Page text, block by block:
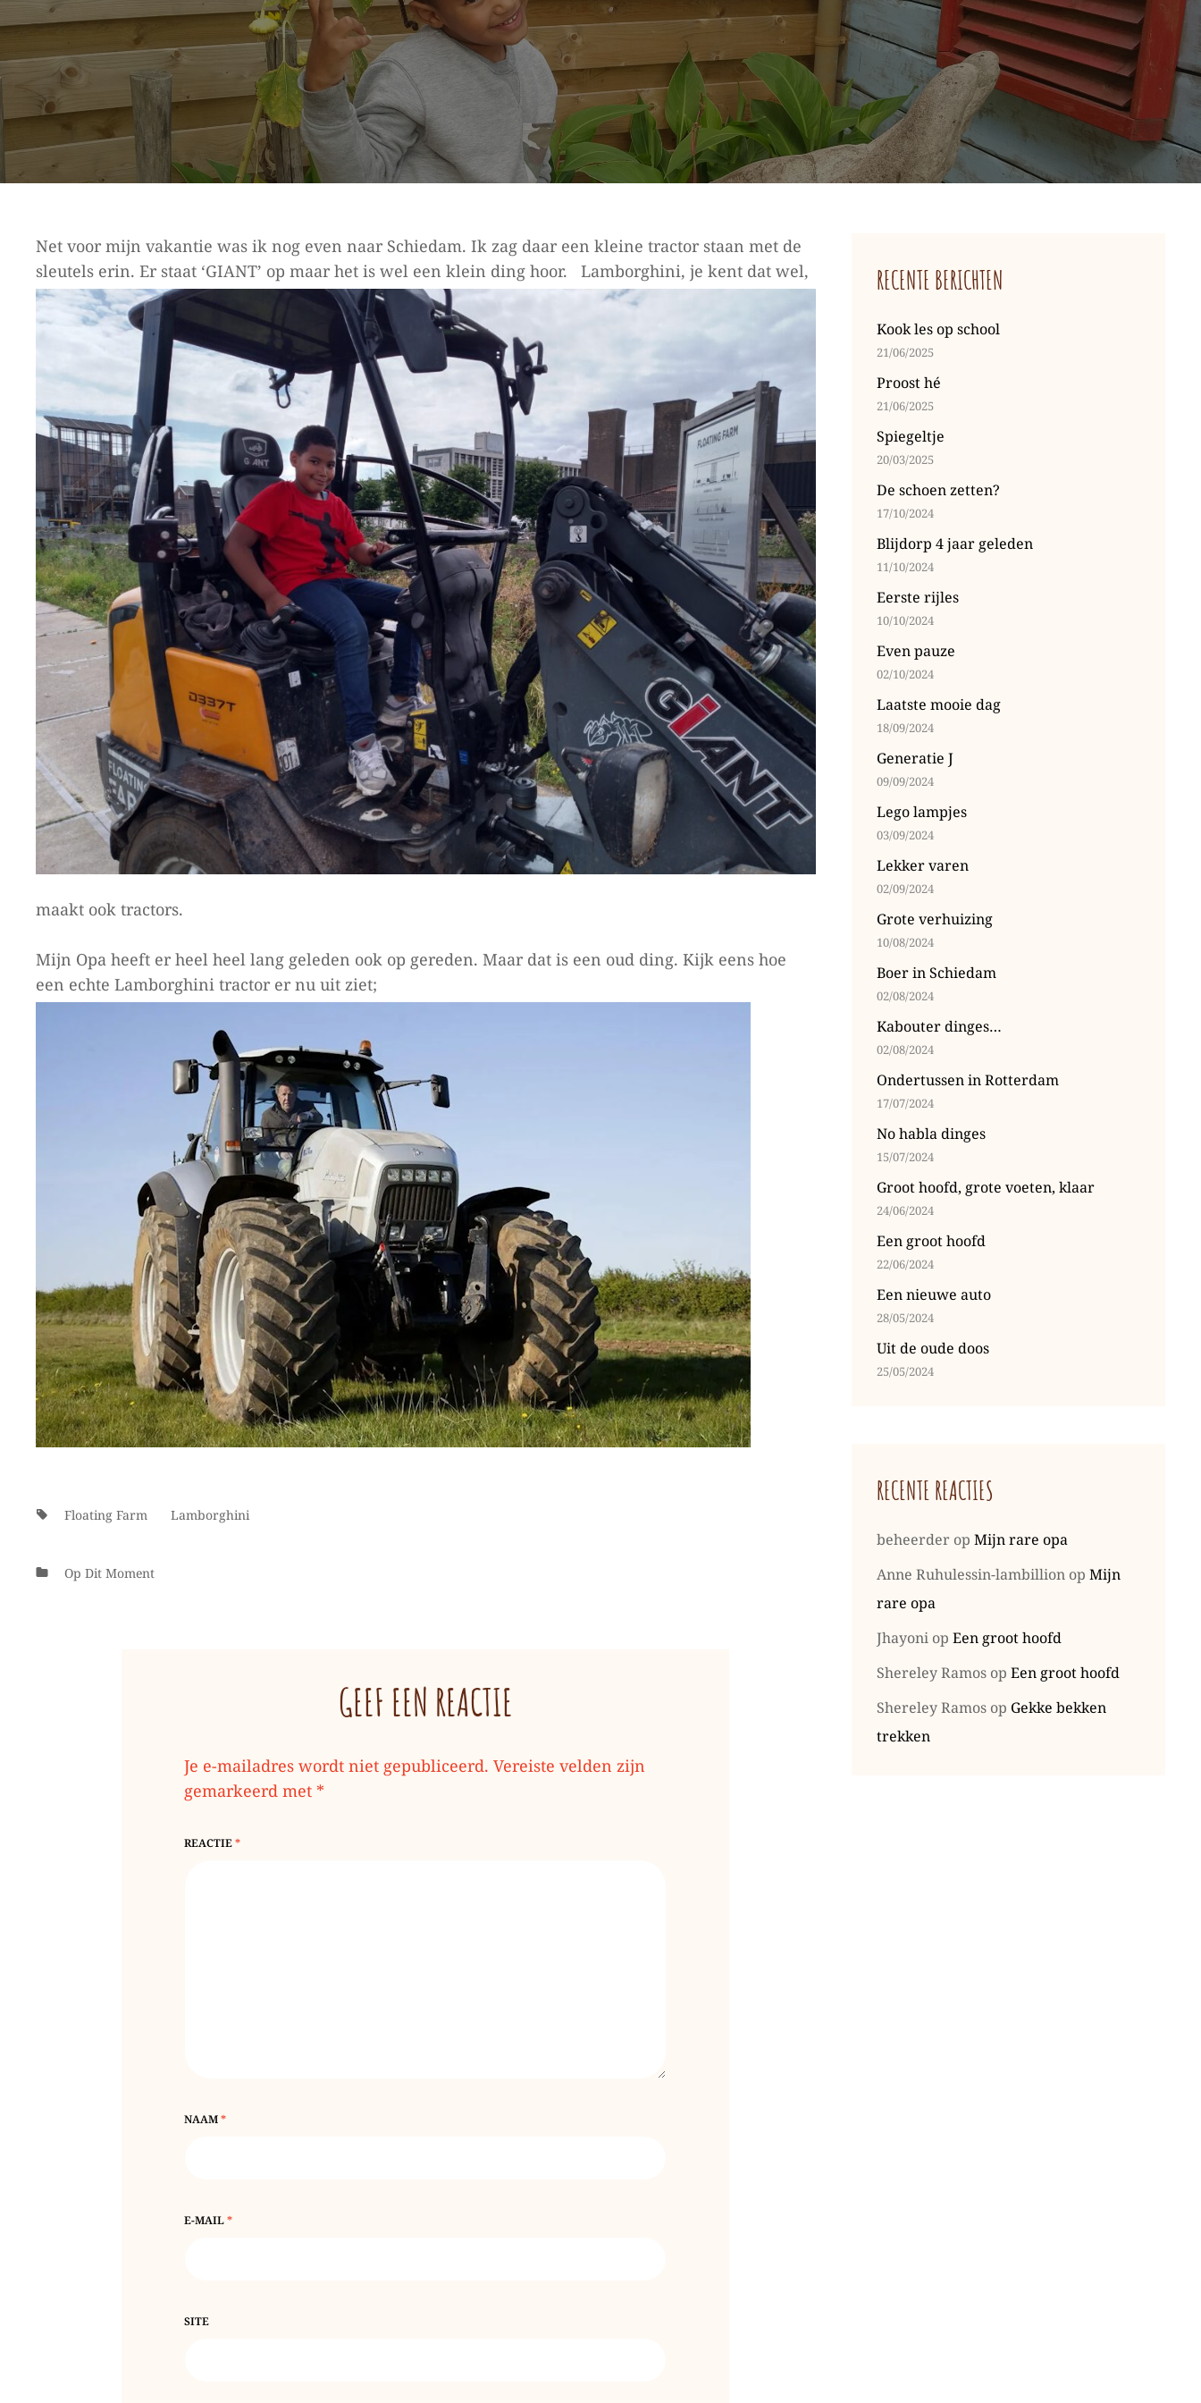
Net voor mijn vakantie was ik nog even naar Schiedam. Ik zag daar een kleine tractor staan met de
sleutels erin. Er staat ‘GIANT’ op maar het is wel een klein ding hoor. Lamborghini, je kent dat wel,
maakt ook tractors.
Mijn Opa heeft er heel heel lang geleden ook op gereden. Maar dat is een oud ding. Kijk eens hoe
een echte Lamborghini tractor er nu uit ziet;
Tags:
Floating Farm Lamborghini
Categorieën
Op Dit Moment
GEEF EEN REACTIE
Je e-mailadres wordt niet gepubliceerd. Vereiste velden zijn
gemarkeerd met *
REACTIE*
NAAM*
E-MAIL*
SITE
RECENTE BERICHTEN
Kook les op school
21/06/2025
Proost hé
21/06/2025
Spiegeltje
20/03/2025
De schoen zetten?
17/10/2024
Blijdorp 4 jaar geleden
11/10/2024
Eerste rijles
10/10/2024
Even pauze
02/10/2024
Laatste mooie dag
18/09/2024
Generatie J
09/09/2024
Lego lampjes
03/09/2024
Lekker varen
02/09/2024
Grote verhuizing
10/08/2024
Boer in Schiedam
02/08/2024
Kabouter dinges…
02/08/2024
Ondertussen in Rotterdam
17/07/2024
No habla dinges
15/07/2024
Groot hoofd, grote voeten, klaar
24/06/2024
Een groot hoofd
22/06/2024
Een nieuwe auto
28/05/2024
Uit de oude doos
25/05/2024
RECENTE REACTIES
beheerderop Mijn rare opa
Anne Ruhulessin-lambillionop Mijn
rare opa
Jhayoniop Een groot hoofd
Shereley Ramosop Een groot hoofd
Shereley Ramosop Gekke bekken
trekken